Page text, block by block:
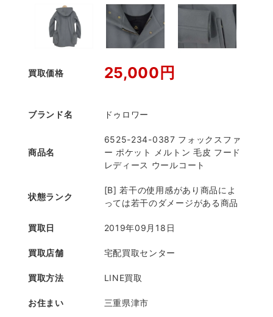
買取価格 25,000円
ブランド名 ドゥロワー
商品名
6525-234-0387 フォックスファ
ー ポケット メルトン 毛皮 フード
レディース ウールコート
状態ランク
[B] 若干の使用感があり商品によ
っては若干のダメージがある商品
買取日 2019年09月18日
買取店舗 宅配買取センター
買取方法 LINE買取
お住まい 三重県津市